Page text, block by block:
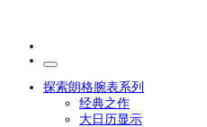
探索朗格腕表系列
经典之作
大日历显示